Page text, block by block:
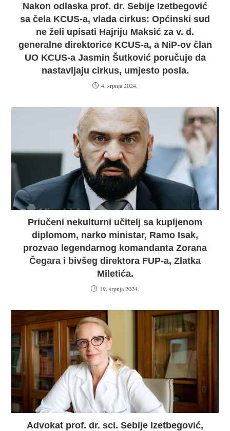
Nakon odlaska prof. dr. Sebije Izetbegović
sa čela KCUS-a, vlada cirkus: Općinski sud
ne želi upisati Hajriju Maksić za v. d.
generalne direktorice KCUS-a, a NiP-ov član
UO KCUS-a Jasmin Šutković poručuje da
nastavljaju cirkus, umjesto posla.
4. srpnja 2024.
Priučeni nekulturni učitelj sa kupljenom
diplomom, narko ministar, Ramo Isak,
prozvao legendarnog komandanta Zorana
Čegara i bivšeg direktora FUP-a, Zlatka
Miletića.
19. srpnja 2024.
Advokat prof. dr. sci. Sebije Izetbegović,